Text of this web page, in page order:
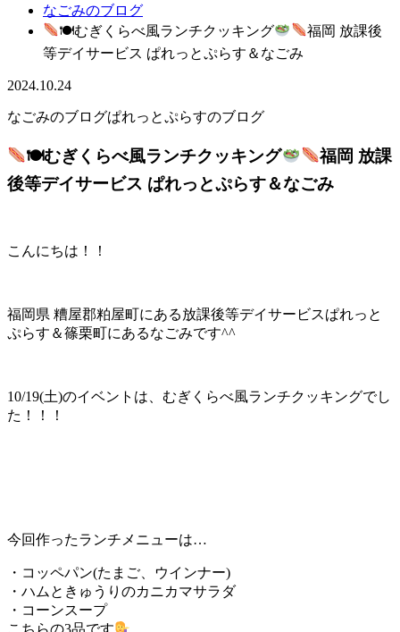
なごみのブログ
🍽むぎくらべ風ランチクッキング
福岡 放課後
等デイサービス ぱれっとぷらす＆なごみ
2024.10.24
なごみのブログぱれっとぷらすのブログ
🍽むぎくらべ風ランチクッキング
福岡 放課
後等デイサービス ぱれっとぷらす＆なごみ
こんにちは！！
福岡県 糟屋郡粕屋町にある放課後等デイサービスぱれっと
ぷらす＆篠栗町にあるなごみです^^
10/19(土)のイベントは、むぎくらべ風ランチクッキングでし
た！！！
今回作ったランチメニューは…
・コッペパン(たまご、ウインナー)
・ハムときゅうりのカニカマサラダ
・コーンスープ